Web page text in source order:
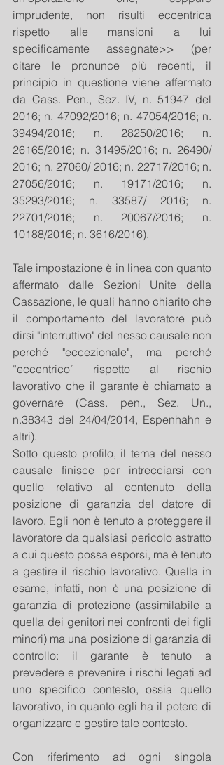
imprudente, non risulti eccentrica
rispetto alle mansioni a lui
specificamente assegnate>> (per
citare le pronunce più recenti, il
principio in questione viene affermato
da Cass. Pen., Sez. IV, n. 51947 del
2016; n. 47092/2016; n. 47054/2016; n.
39494/2016; n. 28250/2016; n.
26165/2016; n. 31495/2016; n. 26490/
2016; n. 27060/ 2016; n. 22717/2016; n.
27056/2016; n. 19171/2016; n.
35293/2016; n. 33587/ 2016; n.
22701/2016; n. 20067/2016; n.
10188/2016; n. 3616/2016).
Tale impostazione è in linea con quanto
affermato dalle Sezioni Unite della
Cassazione, le quali hanno chiarito che
il comportamento del lavoratore può
dirsi "interruttivo" del nesso causale non
perché "eccezionale", ma perché
“eccentrico” rispetto al rischio
lavorativo che il garante è chiamato a
governare (Cass. pen., Sez. Un.,
n.38343 del 24/04/2014, Espenhahn e
altri).
Sotto questo profilo, il tema del nesso
causale finisce per intrecciarsi con
quello relativo al contenuto della
posizione di garanzia del datore di
lavoro. Egli non è tenuto a proteggere il
lavoratore da qualsiasi pericolo astratto
a cui questo possa esporsi, ma è tenuto
a gestire il rischio lavorativo. Quella in
esame, infatti, non è una posizione di
garanzia di protezione (assimilabile a
quella dei genitori nei confronti dei figli
minori) ma una posizione di garanzia di
controllo: il garante è tenuto a
prevedere e prevenire i rischi legati ad
uno specifico contesto, ossia quello
lavorativo, in quanto egli ha il potere di
organizzare e gestire tale contesto.
Con riferimento ad ogni singola